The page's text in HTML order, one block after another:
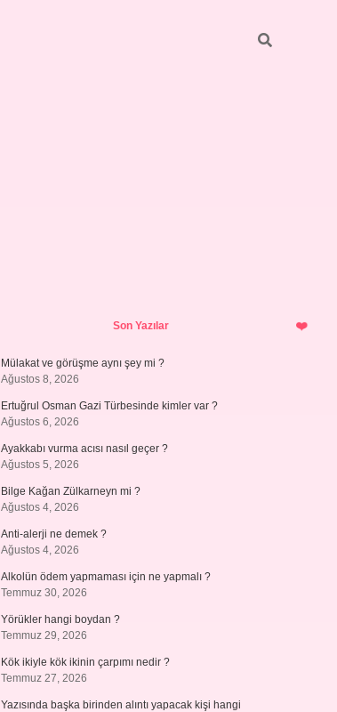
SidebarSon Yazılar
Mülakat ve görüşme aynı şey mi ?
Ağustos 8, 2026
Ertuğrul Osman Gazi Türbesinde kimler var ?
Ağustos 6, 2026
Ayakkabı vurma acısı nasıl geçer ?
Ağustos 5, 2026
Bilge Kağan Zülkarneyn mi ?
Ağustos 4, 2026
Anti-alerji ne demek ?
Ağustos 4, 2026
Alkolün ödem yapmaması için ne yapmalı ?
Temmuz 30, 2026
Yörükler hangi boydan ?
Temmuz 29, 2026
Kök ikiyle kök ikinin çarpımı nedir ?
Temmuz 27, 2026
Yazısında başka birinden alıntı yapacak kişi hangi